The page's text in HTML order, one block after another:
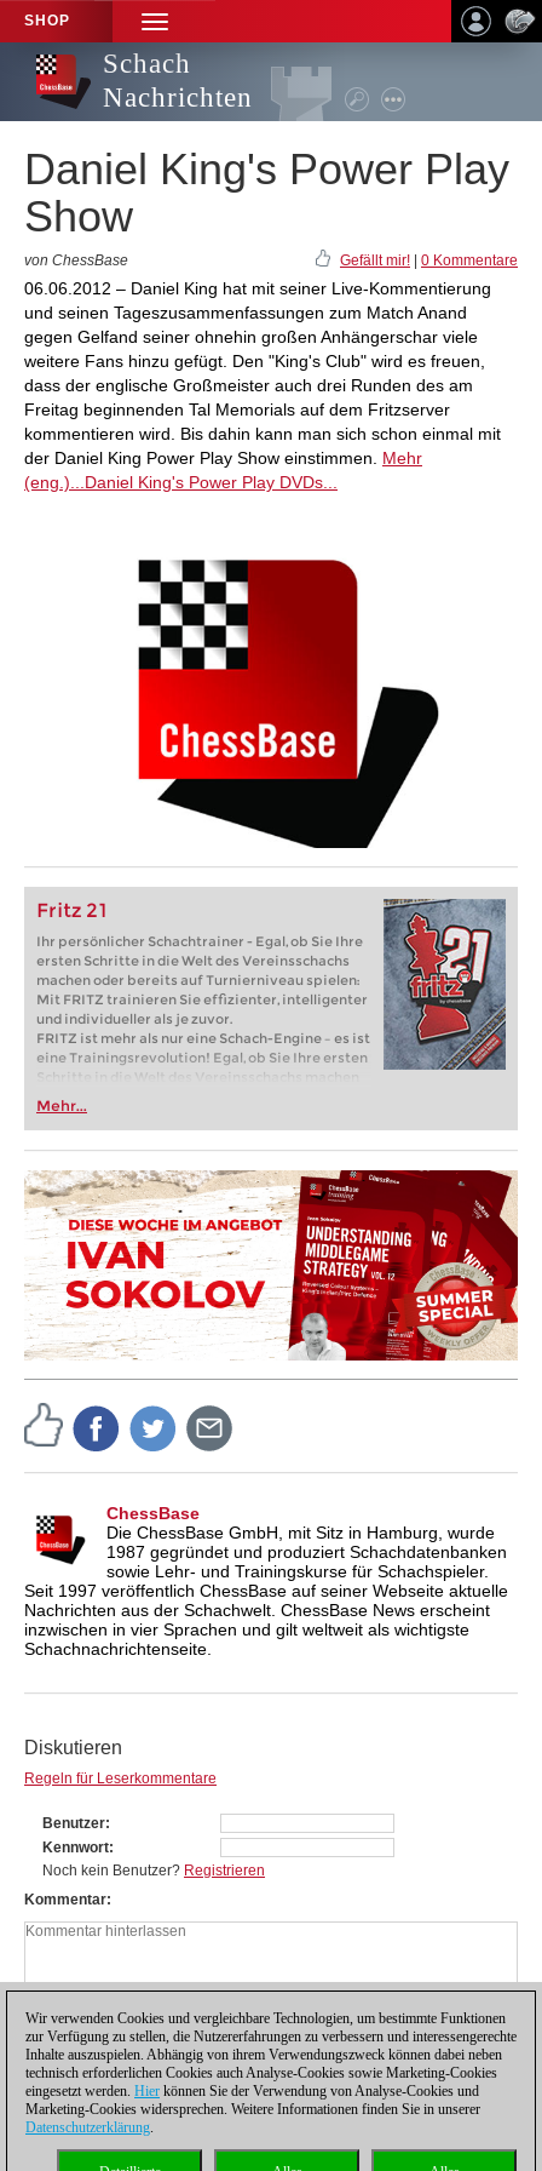
SHOP
TOGGLE
NAVIGATION
Schach
Nachrichten
Daniel King's Power Play
Show
von ChessBase Gefällt mir! 0 Kommentare
06.06.2012 – Daniel King hat mit seiner Live-Kommentierung
und seinen Tageszusammenfassungen zum Match Anand
gegen Gelfand seiner ohnehin großen Anhängerschar viele
weitere Fans hinzu gefügt. Den "King's Club" wird es freuen,
dass der englische Großmeister auch drei Runden des am
Freitag beginnenden Tal Memorials auf dem Fritzserver
kommentieren wird. Bis dahin kann man sich schon einmal mit
der Daniel King Power Play Show einstimmen. Mehr
(eng.)... Daniel King's Power Play DVDs...
Fritz 21
Ihr persönlicher Schachtrainer - Egal, ob Sie Ihre
ersten Schritte in die Welt des Vereinsschachs
machen oder bereits auf Turnierniveau spielen:
Mit FRITZ trainieren Sie effizienter, intelligenter
und individueller als je zuvor.
FRITZ ist mehr als nur eine Schach-Engine – es ist
eine Trainingsrevolution! Egal, ob Sie Ihre ersten
Schritte in die Welt des Vereinsschachs machen
oder bereits auf Turnierniveau spielen: Mit
FRITZ trainieren Sie effizienter, intelligenter und
individueller als je zuvor.
Mehr...
ChessBase
Die ChessBase GmbH, mit Sitz in Hamburg, wurde
1987 gegründet und produziert Schachdatenbanken
sowie Lehr- und Trainingskurse für Schachspieler.
Seit 1997 veröffentlich ChessBase auf seiner Webseite aktuelle
Nachrichten aus der Schachwelt. ChessBase News erscheint
inzwischen in vier Sprachen und gilt weltweit als wichtigste
Schachnachrichtenseite.
Diskutieren
Regeln für Leserkommentare
Benutzer
Kennwort
Noch kein Benutzer? Registrieren
Kommentar
Wir verwenden Cookies und vergleichbare Technologien, um bestimmte Funktionen
zur Verfügung zu stellen, die Nutzererfahrungen zu verbessern und interessengerechte
Inhalte auszuspielen. Abhängig von ihrem Verwendungszweck können dabei neben
technisch erforderlichen Cookies auch Analyse-Cookies sowie Marketing-Cookies
eingesetzt werden. Hier können Sie der Verwendung von Analyse-Cookies und
Marketing-Cookies widersprechen. Weitere Informationen finden Sie in unserer
Datenschutzerklärung.